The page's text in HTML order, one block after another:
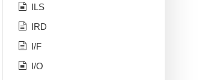
ILS
IRD
I/F
I/O